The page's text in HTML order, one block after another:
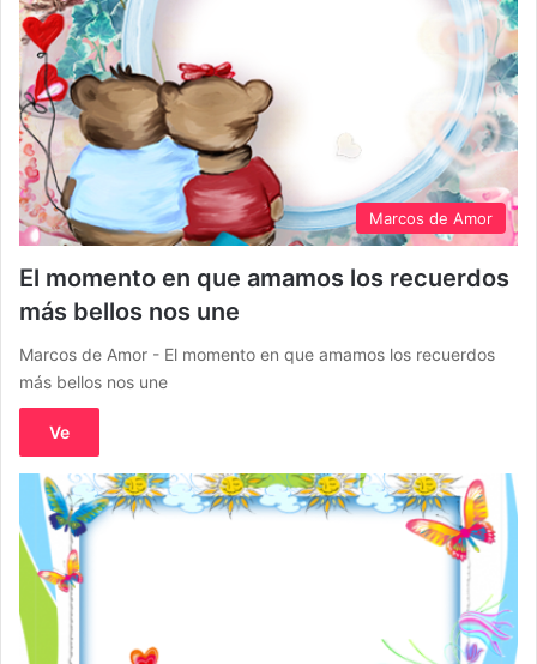
Marcos de Amor
El momento en que amamos los recuerdos
más bellos nos une
Marcos de Amor - El momento en que amamos los recuerdos
más bellos nos une
Ve